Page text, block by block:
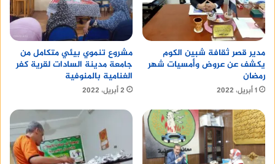
مدير قصر ثقافة شبين الكوم
يكشف عن عروض وأمسيات شهر
رمضان
1 أبريل، 2022
مشروع تنموي بيئي متكامل من
جامعة مدينة السادات لقرية كفر
الغنامية بالمنوفية
2 أبريل، 2022